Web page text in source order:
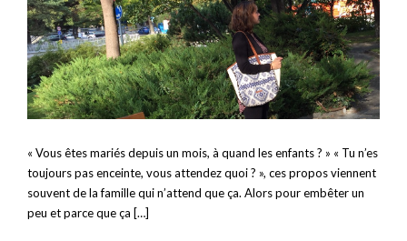
« Vous êtes mariés depuis un mois, à quand les enfants ? » « Tu n’es
toujours pas enceinte, vous attendez quoi ? », ces propos viennent
souvent de la famille qui n’attend que ça. Alors pour embêter un
peu et parce que ça […]